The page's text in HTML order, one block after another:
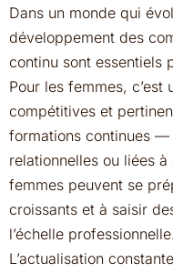
Dans un monde qui
développement des
continu sont essentiels
Pour les femmes,
compétitives et
formations continues —
relationnelles ou liées
femmes peuvent se
croissants et à saisir
l’échelle professionnelle.
L’actualisation